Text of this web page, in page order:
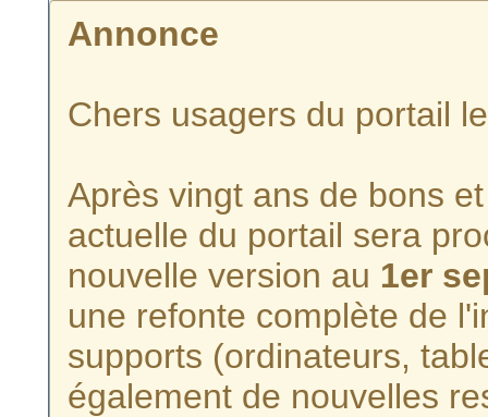
Annonce
Chers usagers du portail
Après vingt ans de bons
actuelle du portail sera
nouvelle version au 1er
une refonte complète de
supports (ordinateurs,
également de nouvelles